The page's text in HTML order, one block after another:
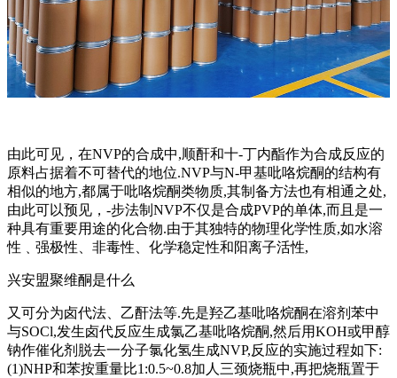
由此可见，在NVP的合成中,顺酐和十-丁内酯作为合成反应的
原料占据着不可替代的地位.NVP与N-甲基吡咯烷酮的结构有
相似的地方,都属于吡咯烷酮类物质,其制备方法也有相通之处,
由此可以预见，-步法制NVP不仅是合成PVP的单体,而且是一
种具有重要用途的化合物.由于其独特的物理化学性质,如水溶
性﹑强极性、非毒性、化学稳定性和阳离子活性,
兴安盟聚维酮是什么
又可分为卤代法、乙酐法等.先是羟乙基吡咯烷酮在溶剂苯中
与SOCl,发生卤代反应生成氯乙基吡咯烷酮,然后用KOH或甲醇
钠作催化剂脱去一分子氯化氢生成NVP,反应的实施过程如下:
(1)NHP和苯按重量比1:0.5~0.8加人三颈烧瓶中,再把烧瓶置于